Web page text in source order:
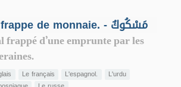
Monnayage, frappe de monnaie. - مَسْكُوكٌ
frappé d’une emprunte par les
Le français L'espagnol.
L'urdu